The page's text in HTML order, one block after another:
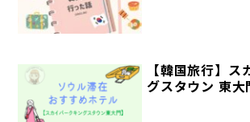
【韓国旅行】
グスタウン 東